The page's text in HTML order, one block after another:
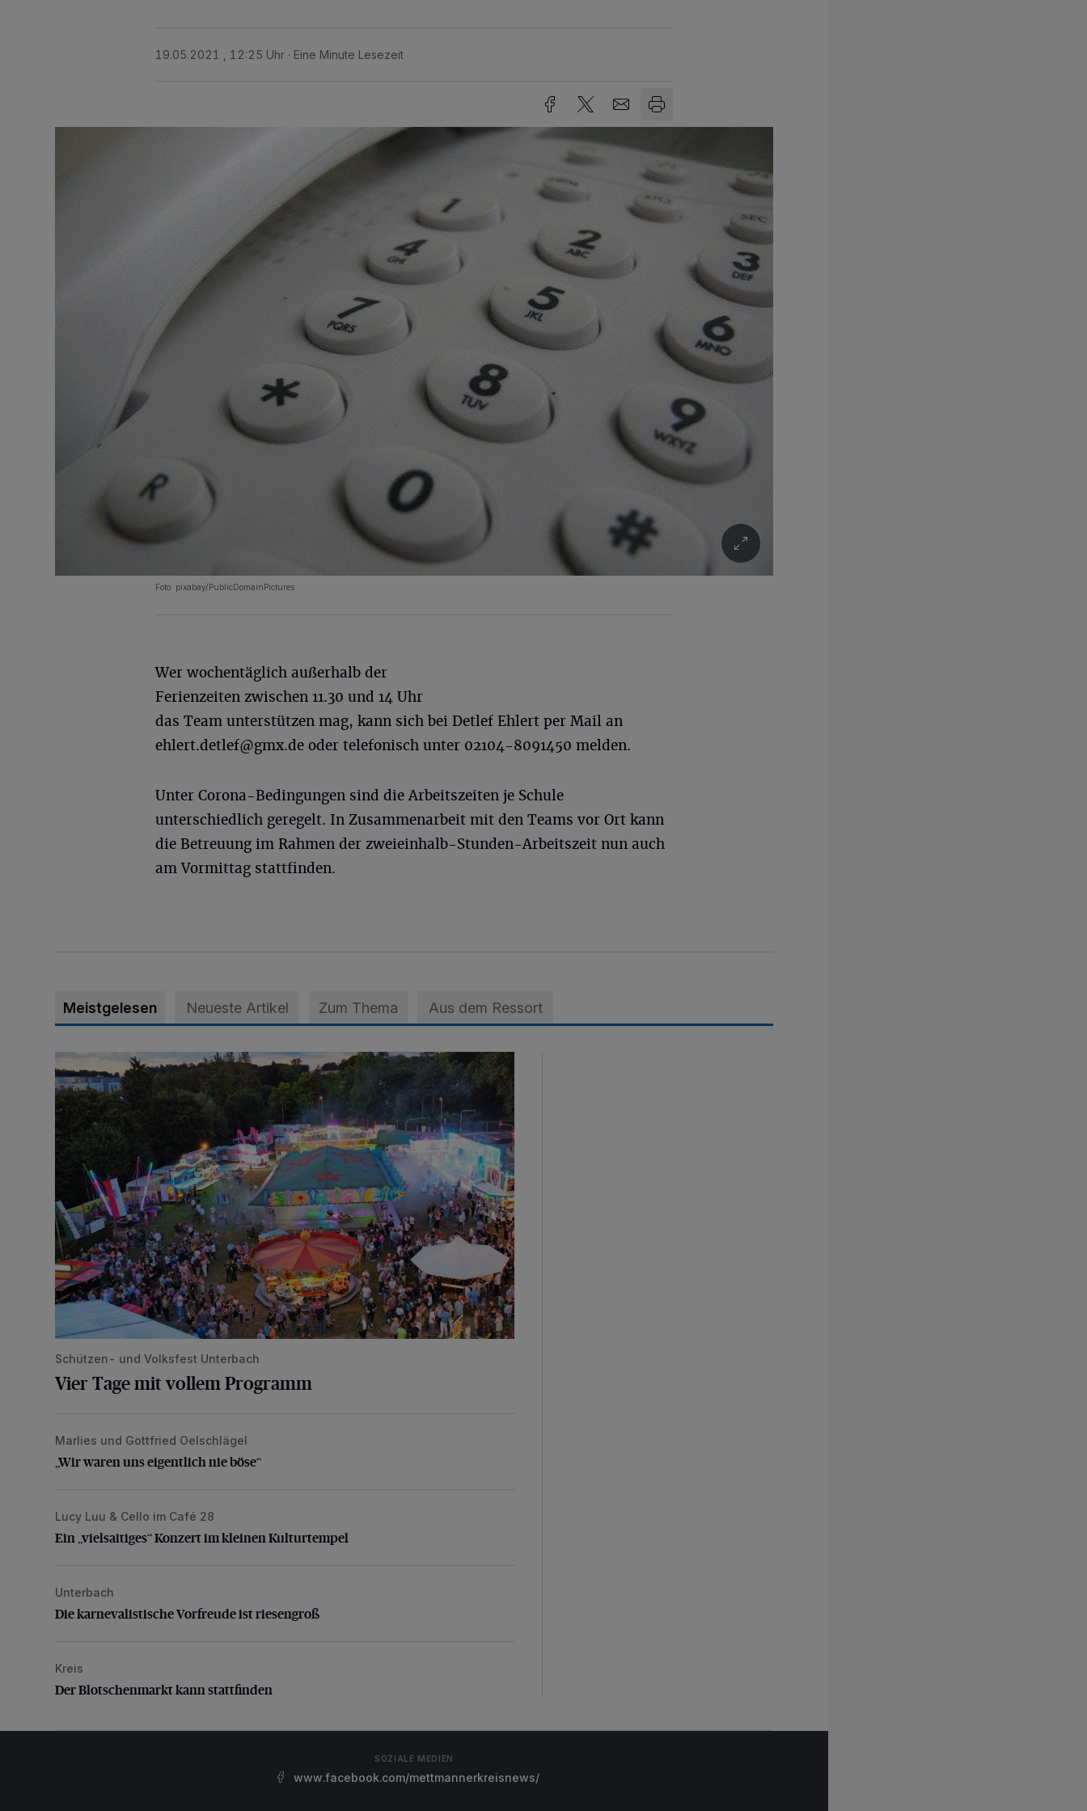
19.05.2021 , 12:25 Uhr Eine Minute Lesezeit
Foto: pixabay/PublicDomainPictures
Wer wochentäglich außerhalb der
Ferienzeiten zwischen 11.30 und 14 Uhr
das Team unterstützen mag, kann sich bei Detlef Ehlert per Mail an
ehlert.detlef@gmx.de oder telefonisch unter 02104-8091450 melden.
Unter Corona-Bedingungen sind die Arbeitszeiten je Schule
unterschiedlich geregelt. In Zusammenarbeit mit den Teams vor Ort kann
die Betreuung im Rahmen der zweieinhalb-Stunden-Arbeitszeit nun auch
am Vormittag stattfinden.
Meistgelesen Neueste Artikel Zum Thema Aus dem Ressort
Vier Tage mit vollem Programm
Schützen- und Volksfest Unterbach
Vier Tage mit vollem Programm
„Wir waren uns eigentlich nie böse“
Marlies und Gottfried Oelschlägel
„Wir waren uns eigentlich nie böse“
Ein „vielsaitiges“ Konzert im kleinen Kulturtempel
Lucy Luu & Cello im Café 28
Ein „vielsaitiges“ Konzert im kleinen Kulturtempel
Die karnevalistische Vorfreude ist riesengroß
Unterbach
Die karnevalistische Vorfreude ist riesengroß
Der Blotschenmarkt kann stattfinden
Kreis
Der Blotschenmarkt kann stattfinden
SOZIALE MEDIEN
www.facebook.com/mettmannerkreisnews/